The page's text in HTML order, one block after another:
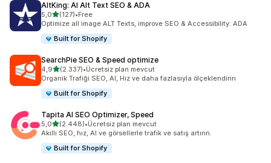
AltKing: AI Alt Text SEO & ADA
5,05 yıldız üzerinden
(127)
toplam 127 değerlendirme
•Free
Optimize all image ALT Texts, improve SEO & Accessibility: ADA
Built for Shopify
SearchPie SEO & Speed optimize
4,95 yıldız üzerinden
(2.337)
toplam 2337 değerlendirme
•Ücretsiz plan mevcut
Organik Trafiği SEO, AI, Hız ve daha fazlasıyla ölçeklendirin
Built for Shopify
Tapita AI SEO Optimizer, Speed
5,05 yıldız üzerinden
(2.448)
toplam 2448 değerlendirme
•Ücretsiz plan mevcut
Akıllı SEO, hız, AI ve görsellerle trafik ve satış artırın.
Built for Shopify